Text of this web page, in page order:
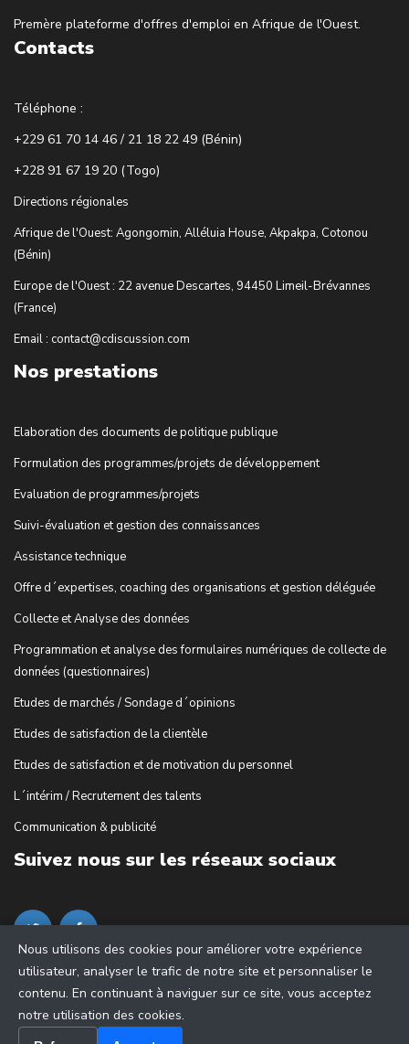
Premère plateforme d'offres d'emploi en Afrique de l'Ouest.
Contacts
Téléphone :
+229 61 70 14 46 / 21 18 22 49 (Bénin)
+228 91 67 19 20 (Togo)
Directions régionales
Afrique de l'Ouest: Agongomin, Alléluia House, Akpakpa, Cotonou
(Bénin)
Europe de l'Ouest : 22 avenue Descartes, 94450 Limeil-Brévannes
(France)
Email : contact@cdiscussion.com
Nos prestations
Elaboration des documents de politique publique
Formulation des programmes/projets de développement
Evaluation de programmes/projets
Suivi-évaluation et gestion des connaissances
Assistance technique
Offre d´expertises, coaching des organisations et gestion déléguée
Collecte et Analyse des données
Programmation et analyse des formulaires numériques de collecte de
données (questionnaires)
Etudes de marchés / Sondage d´opinions
Etudes de satisfaction de la clientèle
Etudes de satisfaction et de motivation du personnel
L´intérim / Recrutement des talents
Communication & publicité
Suivez nous sur les réseaux sociaux
Nous utilisons des cookies pour améliorer votre expérience
utilisateur, analyser le trafic de notre site et personnaliser le
contenu. En continuant à naviguer sur ce site, vous acceptez
notre utilisation des cookies.